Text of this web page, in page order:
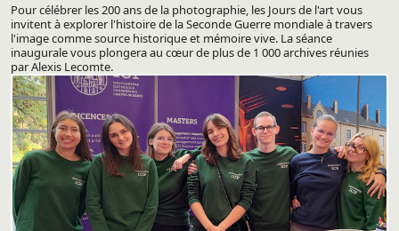
Pour célébrer les 200 ans de la photographie, les Jours de l'art vous
invitent à explorer l'histoire de la Seconde Guerre mondiale à travers
l'image comme source historique et mémoire vive. La séance
inaugurale vous plongera au cœur de plus de 1 000 archives réunies
par Alexis Lecomte.